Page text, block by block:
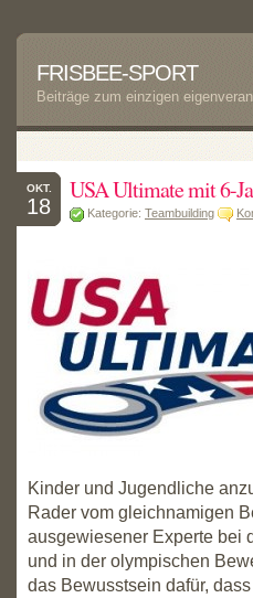
FRISBEE-SPORT
Beiträge zum einzigen
OKT.
18
USA Ultimate mit 6-
Kategorie: Teambuilding
Kinder und Jugendliche
Rader vom gleichnamigen
ausgewiesener Experte bei
und in der olympischen
das Bewusstsein dafür,